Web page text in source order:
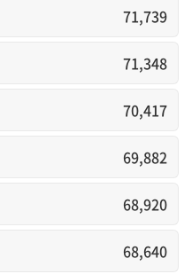
71,739
71,348
70,417
69,882
68,920
68,640